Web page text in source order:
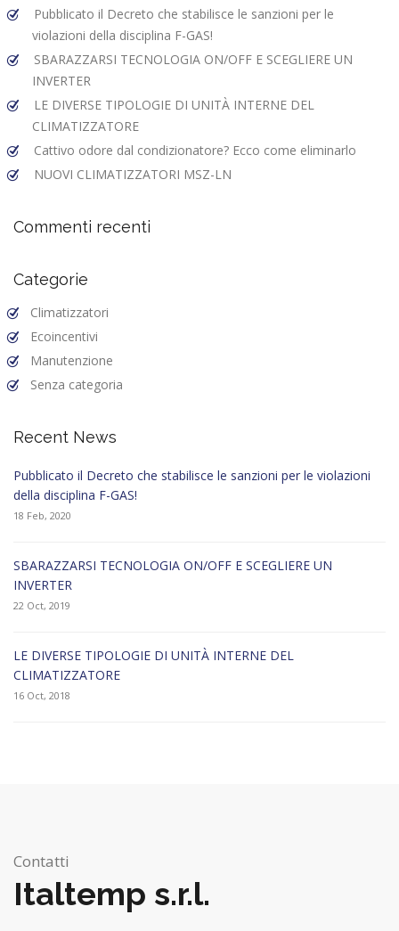
Pubblicato il Decreto che stabilisce le sanzioni per le
violazioni della disciplina F-GAS!
SBARAZZARSI TECNOLOGIA ON/OFF E SCEGLIERE UN
INVERTER
LE DIVERSE TIPOLOGIE DI UNITÀ INTERNE DEL
CLIMATIZZATORE
Cattivo odore dal condizionatore? Ecco come eliminarlo
NUOVI CLIMATIZZATORI MSZ-LN
Commenti recenti
Categorie
Climatizzatori
Ecoincentivi
Manutenzione
Senza categoria
Recent News
Pubblicato il Decreto che stabilisce le sanzioni per le violazioni
della disciplina F-GAS!
18 Feb, 2020
SBARAZZARSI TECNOLOGIA ON/OFF E SCEGLIERE UN
INVERTER
22 Oct, 2019
LE DIVERSE TIPOLOGIE DI UNITÀ INTERNE DEL
CLIMATIZZATORE
16 Oct, 2018
Contatti
Italtemp s.r.l.